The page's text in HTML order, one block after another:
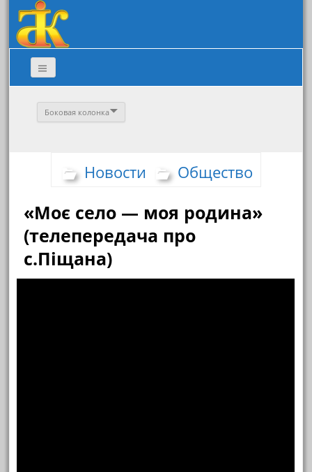
Боковая колонка
Новости Общество
«Моє село — моя родина»
(телепередача про
с.Піщана)